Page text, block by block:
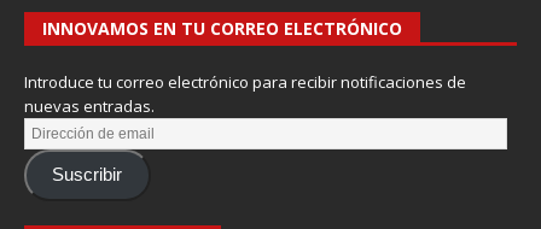
INNOVAMOS EN TU CORREO ELECTRÓNICO
Introduce tu correo electrónico para recibir notificaciones de
nuevas entradas.
Suscribir